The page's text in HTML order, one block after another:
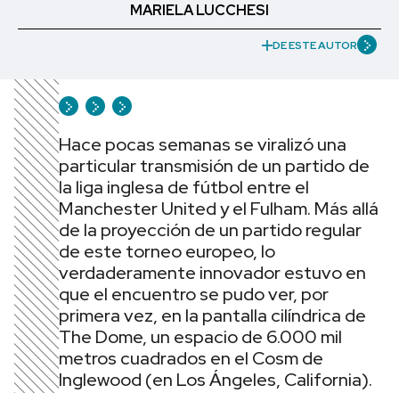
MARIELA LUCCHESI
DE ESTE AUTOR
Hace pocas semanas se viralizó una
particular transmisión de un partido de
la liga inglesa de fútbol entre el
Manchester United y el Fulham. Más allá
de la proyección de un partido regular
de este torneo europeo, lo
verdaderamente innovador estuvo en
que el encuentro se pudo ver, por
primera vez, en la pantalla cilíndrica de
The Dome, un espacio de 6.000 mil
metros cuadrados en el Cosm de
Inglewood (en Los Ángeles, California).